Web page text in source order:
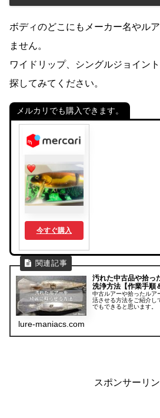
ボディのどこにもメーカー名やル
ません。
ワイドリップ、シングルジョイン
探してみてください。
メルカリでも購入できます。
今すぐ購入
汚れた中古品や拾っ
洗浄方法【作業手順
中古ルアーや拾ったルア
活させる方法をご紹介し
でもできると思います。
lure-maniacs.com
スポンサーリ